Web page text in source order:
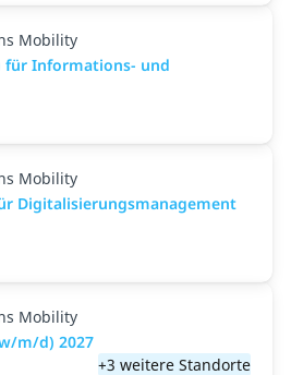
Mobility
Informations- und
Mobility
Digitalisierungsmanagement
Mobility
m/d) 2027
+3 weitere Standorte